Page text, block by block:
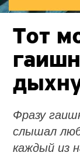
Тот
Фразу
слышал
каждый из